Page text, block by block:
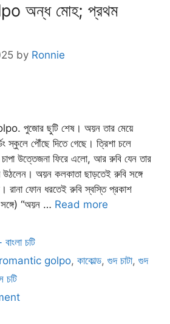
অন্ধ মোহ; প্রথম
by Ronnie
পুজোর ছুটি শেষ। অয়ন তার মেয়ে
স্কুলে পৌঁছে দিতে গেছে। ত্রিশা চলে
চাপা উত্তেজনা ফিরে এলো, আর রুবি যেন তার
উঠলেন। অয়ন কলকাতা ছাড়তেই রুবি সঙ্গে
রানা ফোন ধরতেই রুবি স্বস্তি প্রকাশ
“অয়ন … Read more
চটি
romantic golpo,কাকোল্ড,গুদ চাটা,গুদ
চটি